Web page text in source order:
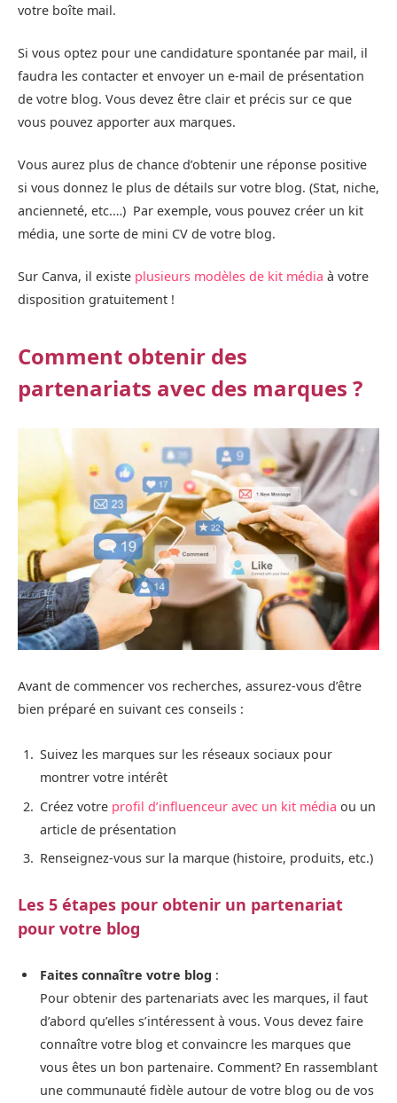
votre boîte mail.
Si vous optez pour une candidature spontanée par mail, il
faudra les contacter et envoyer un e-mail de présentation
de votre blog. Vous devez être clair et précis sur ce que
vous pouvez apporter aux marques.
Vous aurez plus de chance d’obtenir une réponse positive
si vous donnez le plus de détails sur votre blog. (Stat, niche,
ancienneté, etc.…) Par exemple, vous pouvez créer un kit
média, une sorte de mini CV de votre blog.
Sur Canva, il existe plusieurs modèles de kit média à votre
disposition gratuitement !
Comment obtenir des
partenariats avec des marques ?
Avant de commencer vos recherches, assurez-vous d’être
bien préparé en suivant ces conseils :
Suivez les marques sur les réseaux sociaux pour
montrer votre intérêt
Créez votre profil d’influenceur avec un kit média ou un
article de présentation
Renseignez-vous sur la marque (histoire, produits, etc.)
Les 5 étapes pour obtenir un partenariat
pour votre blog
Faites connaître votre blog :
Pour obtenir des partenariats avec les marques, il faut
d’abord qu’elles s’intéressent à vous. Vous devez faire
connaître votre blog et convaincre les marques que
vous êtes un bon partenaire. Comment? En rassemblant
une communauté fidèle autour de votre blog ou de vos